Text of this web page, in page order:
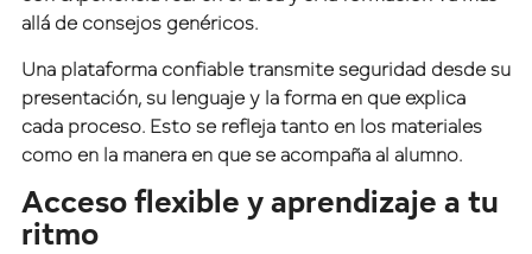
allá de consejos genéricos.
Una plataforma confiable transmite seguridad desde su
presentación, su lenguaje y la forma en que explica
cada proceso. Esto se refleja tanto en los materiales
como en la manera en que se acompaña al alumno.
Acceso flexible y aprendizaje a tu
ritmo